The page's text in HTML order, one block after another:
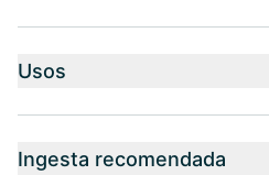
Usos
Ingesta recomendada